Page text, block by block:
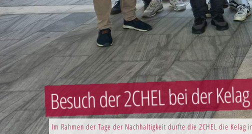
Im Rahmen der Tage der Nachhaltigkeit durfte die 2CHEL die Kelag
Besuch der 2CHEL bei der